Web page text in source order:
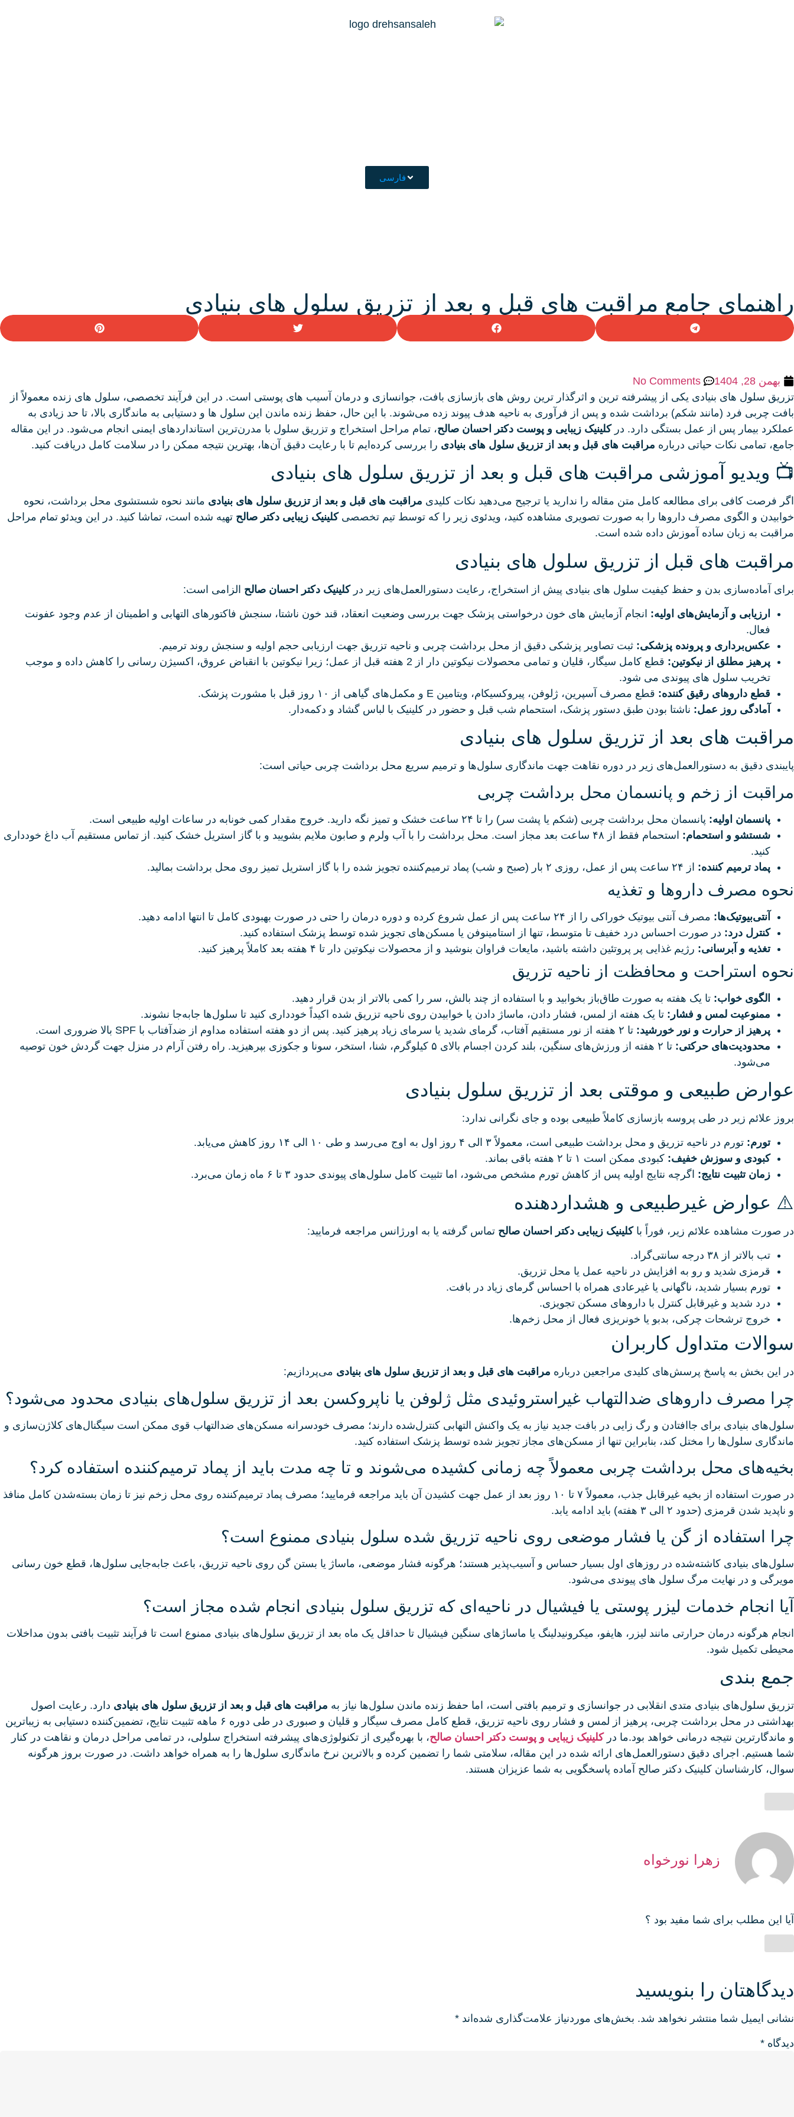
فارسی
راهنمای جامع مراقبت های قبل و بعد از تزریق سلول های بنیادی
بهمن 28, 1404
No Comments
تزریق سلول‌ های بنیادی یکی از پیشرفته‌ ترین و اثرگذار ترین روش‌ های بازسازی بافت، جوانسازی و درمان آسیب‌ های پوستی است. در این فرآیند تخصصی، سلول‌ های زنده معمولاً از
بافت چربی فرد (مانند شکم) برداشت شده و پس از فرآوری به ناحیه هدف پیوند زده می‌شوند. با این حال، حفظ زنده ماندن این سلول‌ ها و دستیابی به ماندگاری بالا، تا حد زیادی به
عملکرد بیمار پس از عمل بستگی دارد. درکلینیک زیبایی و پوست دکتر احسان صالح، تمام مراحل استخراج و تزریق سلول با مدرن‌ترین استانداردهای ایمنی انجام می‌شود. در این مقاله
جامع، تمامی نکات حیاتی درباره مراقبت های قبل و بعد از تزریق سلول های بنیادی را بررسی کرده‌ایم تا با رعایت دقیق آن‌ها، بهترین نتیجه ممکن را در سلامت کامل دریافت کنید.
📺 ویدیو آموزشی مراقبت های قبل و بعد از تزریق سلول های بنیادی
اگر فرصت کافی برای مطالعه کامل متن مقاله را ندارید یا ترجیح می‌دهید نکات کلیدی مراقبت های قبل و بعد از تزریق سلول های بنیادی مانند نحوه شستشوی محل برداشت، نحوه
خوابیدن و الگوی مصرف داروها را به صورت تصویری مشاهده کنید، ویدئوی زیر را که توسط تیم تخصصیکلینیک زیبایی دکتر صالح تهیه شده است، تماشا کنید. در این ویدئو تمام مراحل
مراقبت به زبان ساده آموزش داده شده است.
مراقبت های قبل از تزریق سلول های بنیادی
برای آماده‌سازی بدن و حفظ کیفیت سلول‌ های بنیادی پیش از استخراج، رعایت دستورالعمل‌های زیر درکلینیک دکتر احسان صالح الزامی است:
ارزیابی و آزمایش‌های اولیه: انجام آزمایش‌ های خون درخواستی پزشک جهت بررسی وضعیت انعقاد، قند خون ناشتا، سنجش فاکتورهای التهابی و اطمینان از عدم وجود عفونت
فعال.
عکس‌برداری و پرونده پزشکی: ثبت تصاویر پزشکی دقیق از محل برداشت چربی و ناحیه تزریق جهت ارزیابی حجم اولیه و سنجش روند ترمیم.
پرهیز مطلق از نیکوتین:
قطع کامل سیگار، قلیان و تمامی محصولات نیکوتین‌ دار از 2 هفته قبل از عمل؛ زیرا نیکوتین با انقباض عروق، اکسیژن‌ رسانی را کاهش داده و موجب
تخریب سلول‌ های پیوندی می‌ شود.
قطع داروهای رقیق‌ کننده: قطع مصرف آسپرین، ژلوفن، پیروکسیکام، ویتامین E و مکمل‌های گیاهی از ۱۰ روز قبل با مشورت پزشک.
آمادگی روز عمل: ناشتا بودن طبق دستور پزشک، استحمام شب قبل و حضور در کلینیک با لباس گشاد و دکمه‌دار.
مراقبت های بعد از تزریق سلول های بنیادی
پایبندی دقیق به دستورالعمل‌های زیر در دوره نقاهت جهت ماندگاری سلول‌ها و ترمیم سریع محل برداشت چربی حیاتی است:
مراقبت از زخم و پانسمان محل برداشت چربی
پانسمان اولیه: پانسمان محل برداشت چربی (شکم یا پشت سر) را تا ۲۴ ساعت خشک و تمیز نگه دارید. خروج مقدار کمی خونابه در ساعات اولیه طبیعی است.
شستشو و استحمام:
استحمام فقط از ۴۸ ساعت بعد مجاز است. محل برداشت را با آب ولرم و صابون ملایم بشویید و با گاز استریل خشک کنید. از تماس مستقیم آب داغ خودداری
کنید.
پماد ترمیم‌ کننده: از ۲۴ ساعت پس از عمل، روزی ۲ بار (صبح و شب) پماد ترمیم‌کننده تجویز شده را با گاز استریل تمیز روی محل برداشت بمالید.
نحوه مصرف داروها و تغذیه
آنتی‌بیوتیک‌ها: مصرف آنتی‌ بیوتیک خوراکی را از ۲۴ ساعت پس از عمل شروع کرده و دوره درمان را حتی در صورت بهبودی کامل تا انتها ادامه دهید.
کنترل درد: در صورت احساس درد خفیف تا متوسط، تنها از استامینوفن یا مسکن‌های تجویز شده توسط پزشک استفاده کنید.
تغذیه و آبرسانی: رژیم غذایی پر پروتئین داشته باشید، مایعات فراوان بنوشید و از محصولات نیکوتین‌ دار تا ۴ هفته بعد کاملاً پرهیز کنید.
نحوه استراحت و محافظت از ناحیه تزریق
الگوی خواب: تا یک هفته به صورت طاق‌باز بخوابید و با استفاده از چند بالش، سر را کمی بالاتر از بدن قرار دهید.
ممنوعیت لمس و فشار: تا یک هفته از لمس، فشار دادن، ماساژ دادن یا خوابیدن روی ناحیه تزریق شده اکیداً خودداری کنید تا سلول‌ها جابه‌جا نشوند.
پرهیز از حرارت و نور خورشید: تا ۲ هفته از نور مستقیم آفتاب، گرمای شدید یا سرمای زیاد پرهیز کنید. پس از دو هفته استفاده مداوم از ضدآفتاب با SPF بالا ضروری است.
محدودیت‌های حرکتی:
تا ۲ هفته از ورزش‌های سنگین، بلند کردن اجسام بالای ۵ کیلوگرم، شنا، استخر، سونا و جکوزی بپرهیزید. راه رفتن آرام در منزل جهت گردش خون توصیه
می‌شود.
عوارض طبیعی و موقتی بعد از تزریق سلول بنیادی
بروز علائم زیر در طی پروسه بازسازی کاملاً طبیعی بوده و جای نگرانی ندارد:
تورم: تورم در ناحیه تزریق و محل برداشت طبیعی است، معمولاً ۳ الی ۴ روز اول به اوج می‌رسد و طی ۱۰ الی ۱۴ روز کاهش می‌یابد.
کبودی و سوزش خفیف: کبودی ممکن است ۱ تا ۲ هفته باقی بماند.
زمان تثبیت نتایج: اگرچه نتایج اولیه پس از کاهش تورم مشخص می‌شود، اما تثبیت کامل سلول‌های پیوندی حدود ۳ تا ۶ ماه زمان می‌برد.
⚠️ عوارض غیرطبیعی و هشداردهنده
در صورت مشاهده علائم زیر، فوراً باکلینیک زیبایی دکتر احسان صالح تماس گرفته یا به اورژانس مراجعه فرمایید:
تب بالاتر از ۳۸ درجه سانتی‌گراد.
قرمزی شدید و رو به افزایش در ناحیه عمل یا محل تزریق.
تورم بسیار شدید، ناگهانی یا غیرعادی همراه با احساس گرمای زیاد در بافت.
درد شدید و غیرقابل کنترل با داروهای مسکن تجویزی.
خروج ترشحات چرکی، بدبو یا خونریزی فعال از محل زخم‌ها.
سوالات متداول کاربران
در این بخش به پاسخ پرسش‌های کلیدی مراجعین درباره مراقبت های قبل و بعد از تزریق سلول های بنیادی می‌پردازیم:
چرا مصرف داروهای ضدالتهاب غیراستروئیدی مثل ژلوفن یا ناپروکسن بعد از تزریق سلول‌های بنیادی محدود می‌شود؟
سلول‌های بنیادی برای جاافتادن و رگ‌ زایی در بافت جدید نیاز به یک واکنش التهابی کنترل‌شده دارند؛ مصرف خودسرانه مسکن‌های ضدالتهاب قوی ممکن است سیگنال‌های کلاژن‌سازی و
ماندگاری سلول‌ها را مختل کند، بنابراین تنها از مسکن‌های مجاز تجویز شده توسط پزشک استفاده کنید.
بخیه‌های محل برداشت چربی معمولاً چه زمانی کشیده می‌شوند و تا چه مدت باید از پماد ترمیم‌کننده استفاده کرد؟
در صورت استفاده از بخیه غیرقابل جذب، معمولاً ۷ تا ۱۰ روز بعد از عمل جهت کشیدن آن باید مراجعه فرمایید؛ مصرف پماد ترمیم‌کننده روی محل زخم نیز تا زمان بسته‌شدن کامل منافذ
و ناپدید شدن قرمزی (حدود ۲ الی ۳ هفته) باید ادامه یابد.
چرا استفاده از گن یا فشار موضعی روی ناحیه تزریق شده سلول بنیادی ممنوع است؟
سلول‌های بنیادی کاشته‌شده در روزهای اول بسیار حساس و آسیب‌پذیر هستند؛ هرگونه فشار موضعی، ماساژ یا بستن گن روی ناحیه تزریق، باعث جا‌به‌جایی سلول‌ها، قطع خون‌ رسانی
مویرگی و در نهایت مرگ سلول‌ های پیوندی می‌شود.
آیا انجام خدمات لیزر پوستی یا فیشیال در ناحیه‌ای که تزریق سلول بنیادی انجام شده مجاز است؟
انجام هرگونه درمان حرارتی مانند لیزر، هایفو، میکرونیدلینگ یا ماساژهای سنگین فیشیال تا حداقل یک ماه بعد از تزریق سلول‌های بنیادی ممنوع است تا فرآیند تثبیت بافتی بدون مداخلات
محیطی تکمیل شود.
جمع‌ بندی
تزریق سلول‌های بنیادی متدی انقلابی در جوانسازی و ترمیم بافتی است، اما حفظ زنده ماندن سلول‌ها نیاز به مراقبت های قبل و بعد از تزریق سلول های بنیادی دارد. رعایت اصول
بهداشتی در محل برداشت چربی، پرهیز از لمس و فشار روی ناحیه تزریق، قطع کامل مصرف سیگار و قلیان و صبوری در طی دوره ۶ ماهه تثبیت نتایج، تضمین‌کننده دستیابی به زیباترین
و ماندگارترین نتیجه درمانی خواهد بود.ما درکلینیک زیبایی و پوست دکتر احسان صالح، با بهره‌گیری از تکنولوژی‌های پیشرفته استخراج سلولی، در تمامی مراحل درمان و نقاهت در کنار
شما هستیم. اجرای دقیق دستورالعمل‌های ارائه شده در این مقاله، سلامتی شما را تضمین کرده و بالاترین نرخ ماندگاری سلول‌ها را به همراه خواهد داشت. در صورت بروز هرگونه
سوال، کارشناسان کلینیک دکتر صالح آماده پاسخگویی به شما عزیزان هستند.
زهرا نورخواه
آیا این مطلب برای شما مفید بود ؟
دیدگاهتان را بنویسید
نشانی ایمیل شما منتشر نخواهد شد. بخش‌های موردنیاز علامت‌گذاری شده‌اند *
دیدگاه *